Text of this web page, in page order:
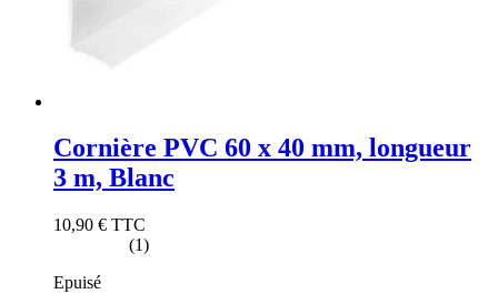
Cornière PVC 60 x 40 mm, longueur
3 m, Blanc
10,90 € TTC
(1)
Epuisé